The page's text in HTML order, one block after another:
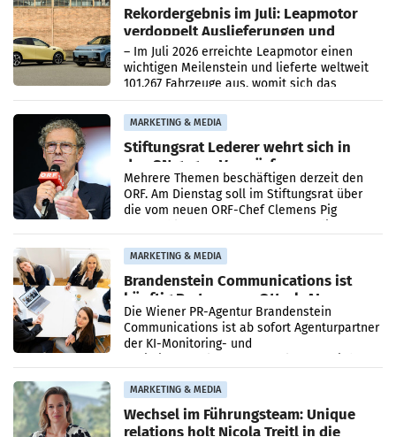
Rekordergebnis im Juli: Leapmotor
verdoppelt Auslieferungen und
überschreitet die 100.000er-Marke
– Im Juli 2026 erreichte Leapmotor einen
wichtigen Meilenstein und lieferte weltweit
101.267 Fahrzeuge aus, womit sich das
Ergebnis gegenüber Juli 2025 mehr als
verdoppelte (+102
MARKETING & MEDIA
Stiftungsrat Lederer wehrt sich in
den SN gegen Vorwürfe
Mehrere Themen beschäftigen derzeit den
ORF. Am Dienstag soll im Stiftungsrat über
die vom neuen ORF-Chef Clemens Pig
MARKETING & MEDIA
Brandenstein Communications ist
künftig Partner von OtterlyAI
Die Wiener PR-Agentur Brandenstein
Communications ist ab sofort Agenturpartner
der KI-Monitoring- und
MARKETING & MEDIA
Wechsel im Führungsteam: Unique
relations holt Nicola Treitl in die